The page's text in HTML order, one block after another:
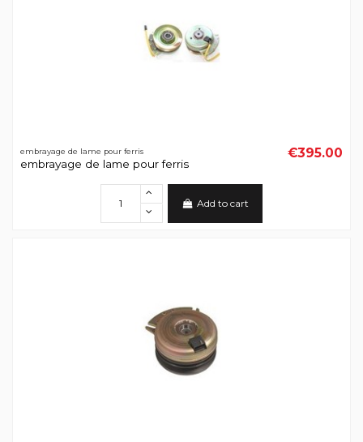
embrayage de lame pour ferris
embrayage de lame pour ferris
€395.00
Add to cart